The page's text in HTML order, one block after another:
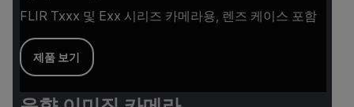
FLIR Txxx 및 Exx 시리즈 카메라용, 렌즈 케이스 포함
제품 보기